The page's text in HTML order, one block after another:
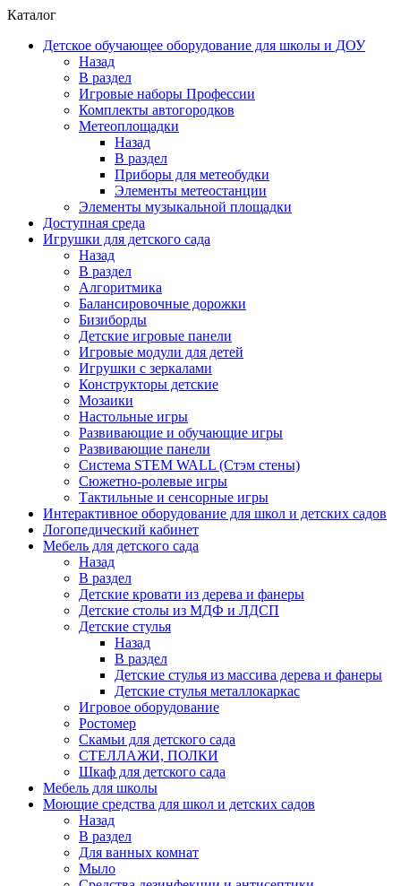
Каталог
Детское обучающее оборудование для школы и ДОУ
Назад
В раздел
Игровые наборы Профессии
Комплекты автогородков
Метеоплощадки
Назад
В раздел
Приборы для метеобудки
Элементы метеостанции
Элементы музыкальной площадки
Доступная среда
Игрушки для детского сада
Назад
В раздел
Алгоритмика
Балансировочные дорожки
Бизиборды
Детские игровые панели
Игровые модули для детей
Игрушки с зеркалами
Конструкторы детские
Мозаики
Настольные игры
Развивающие и обучающие игры
Развивающие панели
Система STEM WALL (Cтэм стены)
Сюжетно-ролевые игры
Тактильные и сенсорные игры
Интерактивное оборудование для школ и детских садов
Логопедический кабинет
Мебель для детского сада
Назад
В раздел
Детские кровати из дерева и фанеры
Детские столы из МДФ и ЛДСП
Детские стулья
Назад
В раздел
Детские стулья из массива дерева и фанеры
Детские стулья металлокаркас
Игровое оборудование
Ростомер
Скамьи для детского сада
СТЕЛЛАЖИ, ПОЛКИ
Шкаф для детского сада
Мебель для школы
Моющие средства для школ и детских садов
Назад
В раздел
Для ванных комнат
Мыло